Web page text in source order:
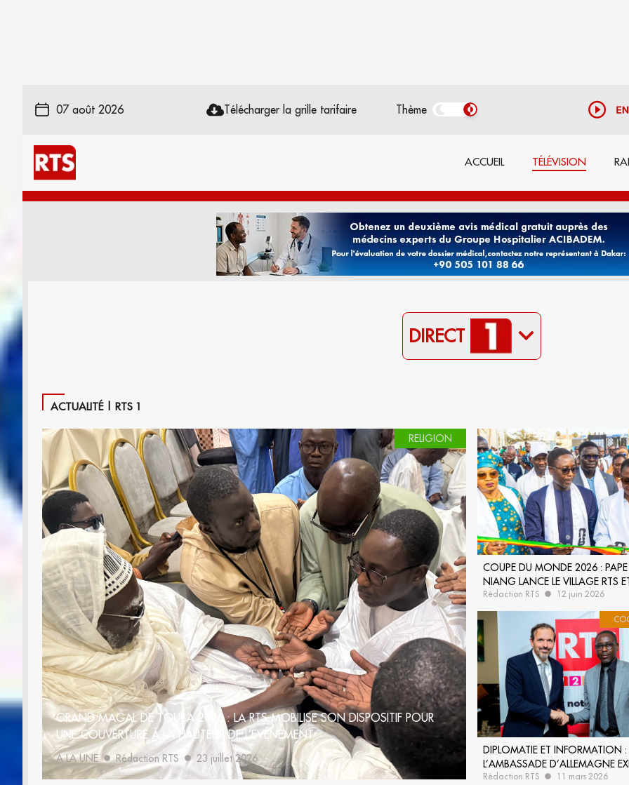
07 août 2026 Télécharger la grille tarifaire Thème
ACCUEIL TÉLÉVISION
DIRECT
ACTUALITÉ | RTS 1
RELIGION
GRAND MAGAL DE TOUBA 2026 : LA RTS MOBILISE SON DISPOSITIF POUR
UNE COUVERTURE À LA HAUTEUR DE L’ÉVÉNEMENT
A LA UNE Rédaction RTS 23 juillet 2026
COUPE DU MONDE 2026 : PAPE
NIANG LANCE LE VILLAGE RTS
UNE MOBILISATION NATIONALE
LES LIONS
Rédaction RTS 12 juin 2026
DIPLOMATIE ET INFORMATION :
L’AMBASSADE D’ALLEMAGNE
NOUVELLES SYNERGIES AVEC LA
Rédaction RTS 11 mars 2026